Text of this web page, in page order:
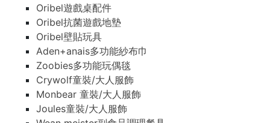
Oribel遊戲桌配件
Oribel抗菌遊戲地墊
Oribel壁貼玩具
Aden+anais多功能紗布巾
Zoobies多功能玩偶毯
Crywolf童裝/大人服飾
Monbear 童裝/大人服飾
Joules童裝/大人服飾